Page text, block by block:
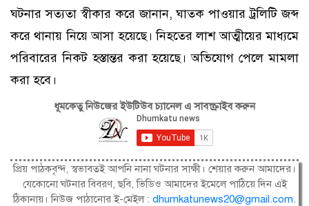
ঘটনার সত্যতা স্বীকার করে জানান, ঘাতক পাওয়ার ট্রলিটি জব্দ
করে থানায় নিয়ে আসা হয়েছে। নিহতের লাশ আত্মীয়ের মাধ্যমে
পরিবারের নিকট হস্তান্তর করা হয়েছে। অভিযোগ পেলে মামলা
করা হবে।
ধূমকেতু নিউজের ইউটিউব চ্যানেল এ সাবস্ক্রাইব করুন
প্রিয় পাঠকবৃন্দ, স্বভাবতই আপনি নানা ঘটনার সাক্ষী। শেয়ার করুন আমাদের।
যেকোনো ঘটনার বিবরণ, ছবি, ভিডিও আমাদের ইমেলে পাঠিয়ে দিন এই
ঠিকানায়। নিউজ পাঠানোর ই-মেইল : dhumkatunews20@gmail.com.